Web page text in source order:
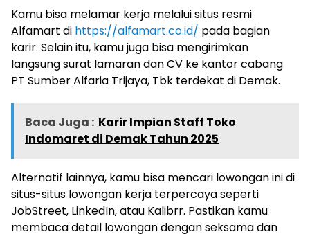
Kamu bisa melamar kerja melalui situs resmi
Alfamart di https://alfamart.co.id/ pada bagian
karir. Selain itu, kamu juga bisa mengirimkan
langsung surat lamaran dan CV ke kantor cabang
PT Sumber Alfaria Trijaya, Tbk terdekat di Demak.
Baca Juga : Karir Impian Staff Toko
Indomaret di Demak Tahun 2025
Alternatif lainnya, kamu bisa mencari lowongan ini di
situs-situs lowongan kerja terpercaya seperti
JobStreet, LinkedIn, atau Kalibrr. Pastikan kamu
membaca detail lowongan dengan seksama dan